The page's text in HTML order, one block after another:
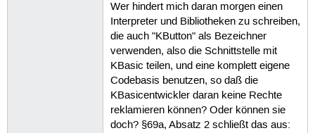
Wer hindert mich daran morgen einen
Interpreter und Bibliotheken zu schreiben,
die auch "KButton" als Bezeichner
verwenden, also die Schnittstelle mit
KBasic teilen, und eine komplett eigene
Codebasis benutzen, so daß die
KBasicentwickler daran keine Rechte
reklamieren können? Oder können sie
doch? §69a, Absatz 2 schließt das aus: